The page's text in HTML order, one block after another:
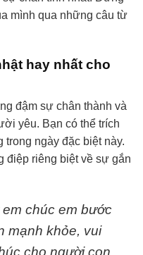
mình qua những câu từ
hay nhất cho
đậm sự chân thành và
yêu. Bạn có thể trích
ngày đặc biệt này.
điệp riêng biệt về sự gắn
em chúc em bước
mạnh khỏe, vui